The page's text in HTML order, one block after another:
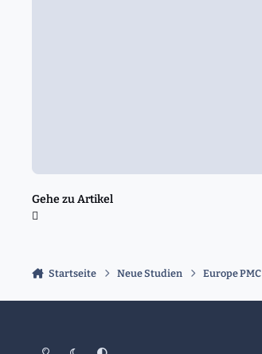
Gehe zu Artikel
Startseite Neue Studien Europe PMC
Heller ModusDunkler Modus
Systemeinstellung